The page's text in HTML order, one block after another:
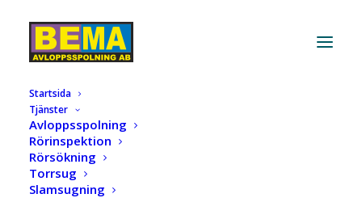
Startsida
Tjänster
Avloppsspolning
Rörinspektion
Rörsökning
Torrsug
Slamsugning